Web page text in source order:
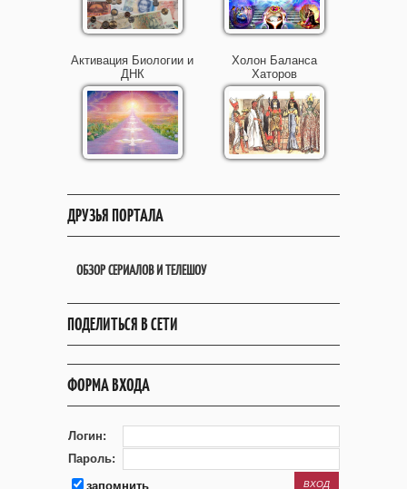
Активация Биологии и
ДНК
Холон Баланса
Хаторов
ДРУЗЬЯ ПОРТАЛА
ОБЗОР СЕРИАЛОВ И ТЕЛЕШОУ
ПОДЕЛИТЬСЯ В СЕТИ
ФОРМА ВХОДА
Логин:
Пароль:
запомнить